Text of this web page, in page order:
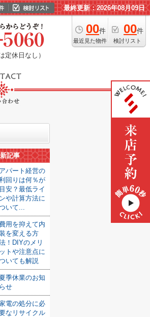
最終更新：2026年08月09日
00件
最近見た物件
00件
検討リスト
定休日なし）
記事
アパート経営の
回りは何％が
目安？最低ライ
ンや計算方法に
いて...
用を抑えて内
を変える方
！DIYのメリ
ットや注意点に
いても解説
夏季休業のお知
らせ
電の処分に必
なリサイクル